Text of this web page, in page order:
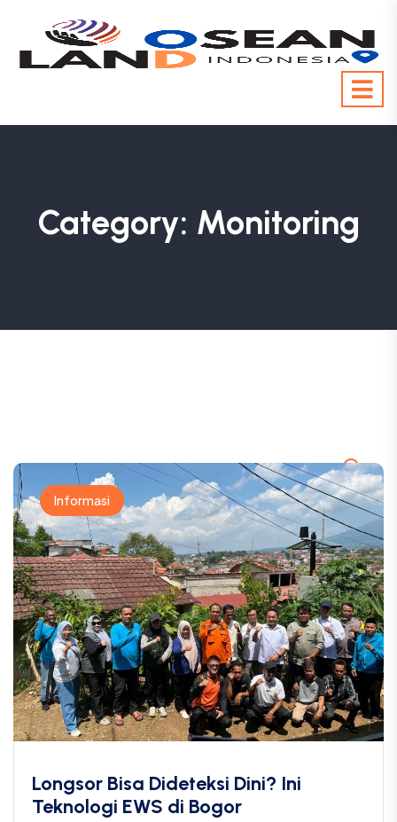
Category: Monitoring
Informasi
Longsor Bisa Dideteksi Dini? Ini
Teknologi EWS di Bogor